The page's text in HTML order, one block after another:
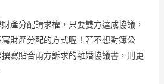
產分配請求權，只要雙方達成協議，
財產分配的方式喔！若不想對簿公
寫貼合兩方訴求的離婚協議書，則更